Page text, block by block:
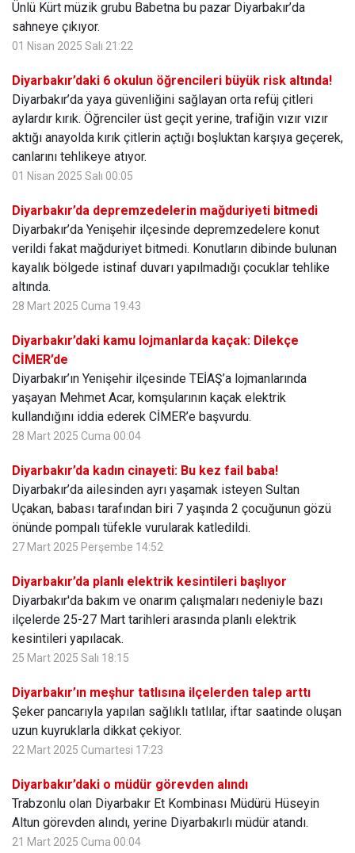
Ünlü Kürt müzik grubu Babetna bu pazar Diyarbakır’da
sahneye çıkıyor.
01 Nisan 2025 Salı 21:22
Diyarbakır’daki 6 okulun öğrencileri büyük risk altında!
Diyarbakır’da yaya güvenliğini sağlayan orta refüj çitleri
aylardır kırık. Öğrenciler üst geçit yerine, trafiğin vızır vızır
aktığı anayolda kırık çitlerin açtığı boşluktan karşıya geçerek,
canlarını tehlikeye atıyor.
01 Nisan 2025 Salı 00:05
Diyarbakır’da depremzedelerin mağduriyeti bitmedi
Diyarbakır’da Yenişehir ilçesinde depremzedelere konut
verildi fakat mağduriyet bitmedi. Konutların dibinde bulunan
kayalık bölgede istinaf duvarı yapılmadığı çocuklar tehlike
altında.
28 Mart 2025 Cuma 19:43
Diyarbakır’daki kamu lojmanlarda kaçak: Dilekçe
CİMER’de
Diyarbakır’ın Yenişehir ilçesinde TEİAŞ’a lojmanlarında
yaşayan Mehmet Acar, komşularının kaçak elektrik
kullandığını iddia ederek CİMER’e başvurdu.
28 Mart 2025 Cuma 00:04
Diyarbakır’da kadın cinayeti: Bu kez fail baba!
Diyarbakır’da ailesinden ayrı yaşamak isteyen Sultan
Uçakan, babası tarafından biri 7 yaşında 2 çocuğunun gözü
önünde pompalı tüfekle vurularak katledildi.
27 Mart 2025 Perşembe 14:52
Diyarbakır’da planlı elektrik kesintileri başlıyor
Diyarbakır'da bakım ve onarım çalışmaları nedeniyle bazı
ilçelerde 25-27 Mart tarihleri arasında planlı elektrik
kesintileri yapılacak.
25 Mart 2025 Salı 18:15
Diyarbakır’ın meşhur tatlısına ilçelerden talep arttı
Şeker pancarıyla yapılan sağlıklı tatlılar, iftar saatinde oluşan
uzun kuyruklarla dikkat çekiyor.
22 Mart 2025 Cumartesi 17:23
Diyarbakır’daki o müdür görevden alındı
Trabzonlu olan Diyarbakır Et Kombinası Müdürü Hüseyin
Altun görevden alındı, yerine Diyarbakırlı müdür atandı.
21 Mart 2025 Cuma 00:04